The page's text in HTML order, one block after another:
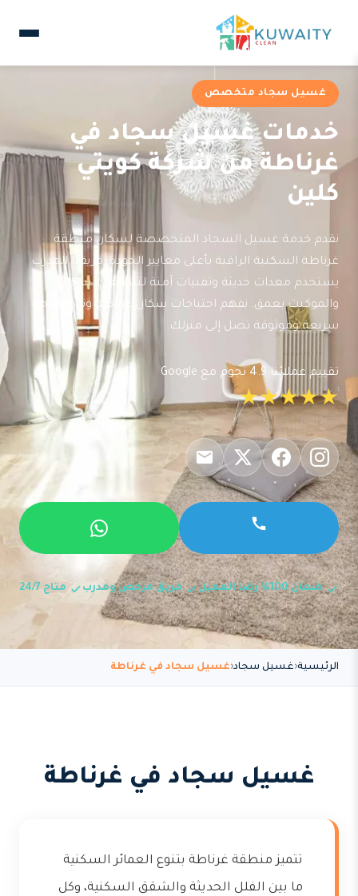
غسيل سجاد متخصص
خدمات غسيل سجاد في
غرناطة من شركة كويتي
كلين
نقدم خدمة غسيل السجاد المتخصصة لسكان منطقة
غرناطة السكنية الراقية بأعلى معايير الجودة. فريقنا المدرب
يستخدم معدات حديثة وتقنيات آمنة لتنظيف السجاد
والموكيت بعمق. نفهم احتياجات سكان غرناطة ونوفر خدمة
سريعة وموثوقة تصل إلى منزلك.
تقييم عملائنا 4.9 نجوم مع Google
★★★★★
ضمان 100% رضا العميل فريق مرخص ومدرب متاح 24/7
الرئيسية غسيل سجاد غسيل سجاد في غرناطة
غسيل سجاد في غرناطة
تتميز منطقة غرناطة بتنوع العمائر السكنية
ما بين الفلل الحديثة والشقق السكنية، وكل